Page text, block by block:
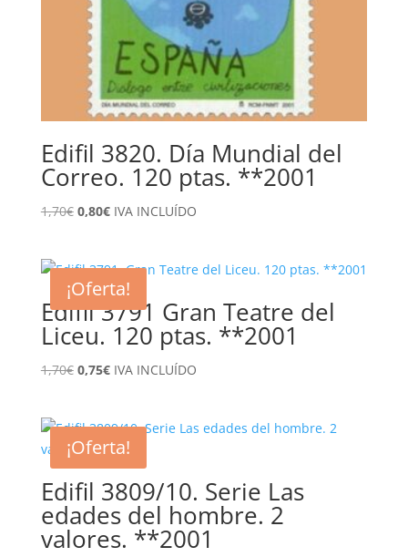
Edifil 3820. Día Mundial del
Correo. 120 ptas. **2001
1,70€ El
era:
1,70€.
0,80€El
es:
0,80€.
IVA INCLUÍDO
¡Oferta!
Edifil 3791 Gran Teatre del
Liceu. 120 ptas. **2001
1,70€ El
era:
1,70€.
0,75€El
es:
0,75€.
IVA INCLUÍDO
¡Oferta!
Edifil 3809/10. Serie Las
edades del hombre. 2
valores. **2001